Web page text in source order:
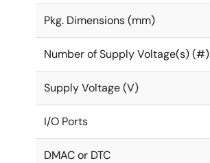
Pkg. Dimensions (mm)
Number of Supply Voltage(s) (#)
Supply Voltage (V)
I/O Ports
DMAC or DTC